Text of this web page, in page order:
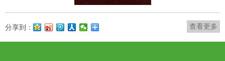
查看更多
分享到：